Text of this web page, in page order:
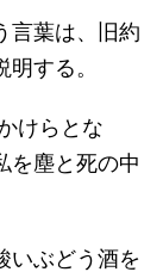
言葉は、旧約
する。
けらとな
を塵と死の中
いぶどう酒を